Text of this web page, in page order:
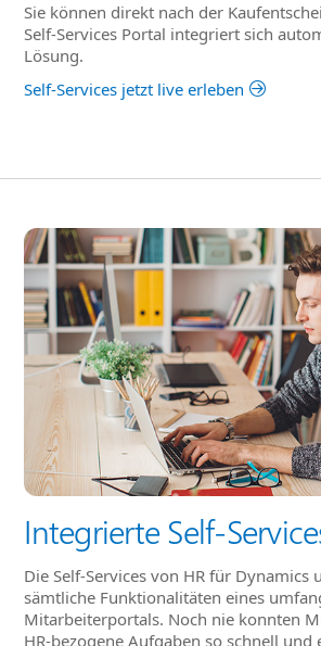
Sie können direkt nach der
Self-Services Portal integriert sich
Lösung.
Self-Services jetzt live erleben
Integrierte Self-
Die Self-Services von HR für Dynamics
sämtliche Funktionalitäten eines
Mitarbeiterportals. Noch nie konnten
HR-bezogene Aufgaben so schnell und